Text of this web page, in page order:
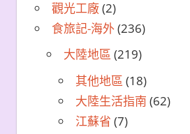
觀光工廠(2)
食旅記-海外(236)
大陸地區 (219)
其他地區 (18)
大陸生活指南 (62)
江蘇省 (7)